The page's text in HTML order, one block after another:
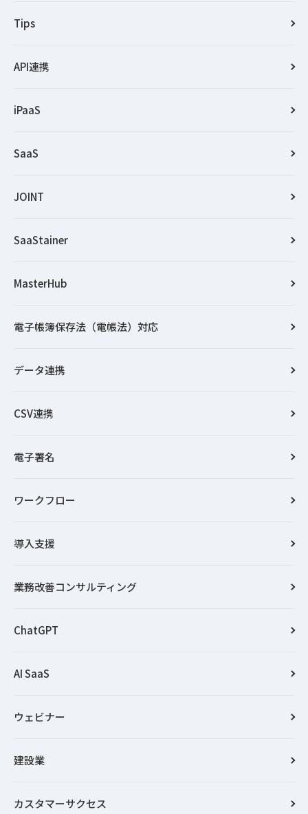
Tips
API連携
iPaaS
SaaS
JOINT
SaaStainer
MasterHub
電子帳簿保存法（電帳法）対応
データ連携
CSV連携
電子署名
ワークフロー
導入支援
業務改善コンサルティング
ChatGPT
AI SaaS
ウェビナー
建設業
カスタマーサクセス